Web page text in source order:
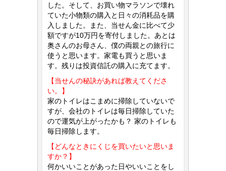
した。そして、お買い物マラソンで壊れ
ていた小物類の購入と日々の消耗品を購
入しました。また、当せん金に比べて少
額ですが10万円を寄付しました。あとは
奥さんのお母さん、僕の両親との旅行に
使うと思います。家電も買うと思いま
す。残りは投資信託の購入に充てます。
【当せんの秘訣があれば教えてくださ
い。】
家のトイレはこまめに掃除していないで
すが、会社のトイレは毎日掃除していた
ので運気が上がったかも？ 家のトイレも
毎日掃除します。
【どんなときにくじを買いたいと思いま
すか？】
何かいいことがあった日やいいことをし